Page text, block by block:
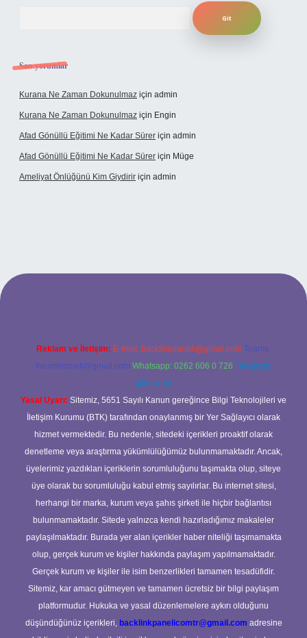
Son yorumlar
Kurana Ne Zaman Dokunulmaz için admin
Kurana Ne Zaman Dokunulmaz için Engin
Afad Gönüllü Eğitimi Ne Kadar Sürer için admin
Afad Gönüllü Eğitimi Ne Kadar Sürer için Müge
Ameliyat Önlüğünü Kim Giydirir için admin
giriş
Reklam ve İletişim: E-mail: backlinkpaneli@gmail.com Teams:
forumhizmeti@gmail.com Whatsapp: 0262 606 0 726 Telegram:
@karabul
Yasal Uyarı: Sitemiz, 5651 Sayılı Kanun gereğince Bilgi Teknolojileri ve
İletişim Kurumu (BTK) tarafından onaylanmış bir Yer Sağlayıcı olarak
hizmet vermektedir. Bu nedenle, sitedeki içerikleri proaktif olarak
denetleme veya araştırma yükümlülüğümüz bulunmamaktadır. Ancak,
üyelerimiz yazdıkları içeriklerin sorumluluğunu taşımakta olup, siteye
üye olarak bu sorumluluğu kabul etmiş sayılırlar. Bu internet sitesi,
herhangi bir marka, kurum veya şahıs şirketi ile hiçbir bağlantısı
bulunmamaktadır. Sitede yalnızca kendi hazırladığımız makaleler
paylaşılmaktadır. Burada yer alan içerikler haber niteliği taşımamakta
olup, gerçek kurum ve kişiler hakkında paylaşım yapılmamaktadır.
Gerçek kurum ve kişiler ile isim benzerlikleri tamamen tesadüfidir.
Sitemiz, kar amacı gütmeyen ve tamamen ücretsiz bir bilgi paylaşım
platformudur. Hukuka ve yasal düzenlemelere aykırı olduğunu
düşündüğünüz içerikleri, backlinkpanelicomtr@gmail.com adresine